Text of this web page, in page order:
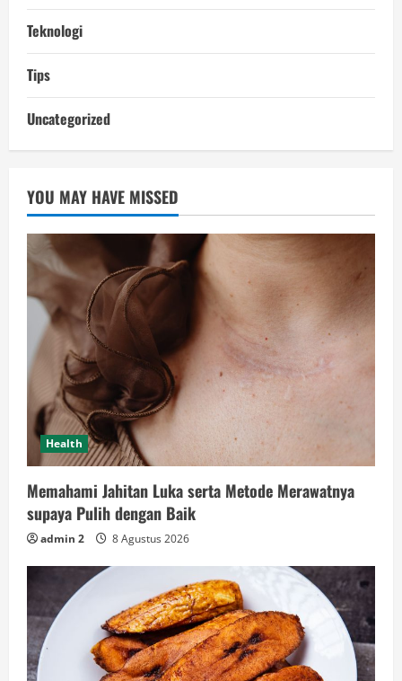
Teknologi
Tips
Uncategorized
YOU MAY HAVE MISSED
Health
Memahami Jahitan Luka serta Metode Merawatnya
supaya Pulih dengan Baik
admin 2 8 Agustus 2026